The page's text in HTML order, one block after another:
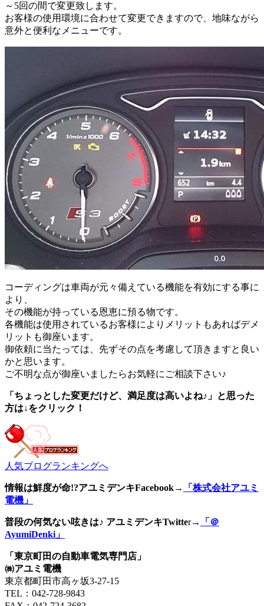
～5回の間で変更致します。
お客様の使用環境に合わせて変更できますので、地味ながら
意外と便利なメニューです。
コーディングは車両が元々備えている機能を有効にする事に
より、
その機能が持っている恩恵に預る物です。
各機能は使用されているお客様によりメリットもあればデメ
リットも御座います。
御依頼に当たっては、先ずその点を考慮して頂きますと良い
かと思います。
ご不明な点が御座いましたらお気軽にご相談下さい♪
「ちょっとした変更だけど、満足度は高いよね♪」と思った
方は↓をクリック！
人気ブログランキングへ
情報は鮮度が命!?アユミデンキFacebook→
「株式会社アユミ
電機」
普段の何気ない呟きは♪ アユミデンキTwitter→
「＠
AyumiDenki」
「東京町田の自動車電気専門店」
㈱アユミ電機
東京都町田市高ヶ坂3‐27‐15
TEL：042-728-9843